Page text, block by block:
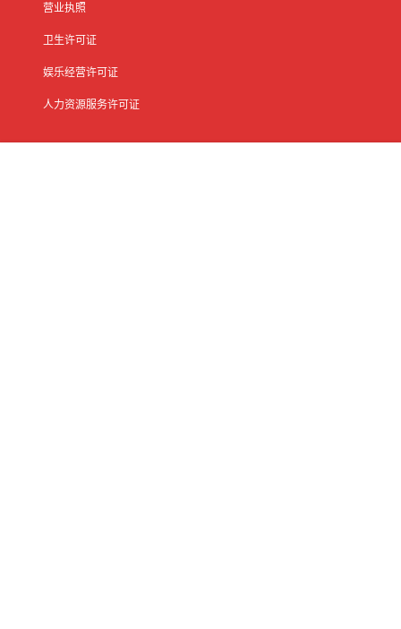
营业执照
卫生许可证
娱乐经营许可证
人力资源服务许可证